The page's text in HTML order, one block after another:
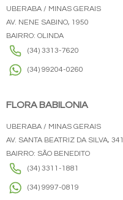
UBERABA / MINAS GERAIS
AV. NENE SABINO, 1950
BAIRRO: OLINDA
(34) 3313-7620
(34) 99204-0260
FLORA BABILONIA
UBERABA / MINAS GERAIS
AV. SANTA BEATRIZ DA SILVA, 341
BAIRRO: SÃO BENEDITO
(34) 3311-1881
(34) 9997-0819